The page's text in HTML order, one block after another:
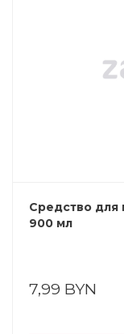
Средство для
900 мл
7,99 BYN